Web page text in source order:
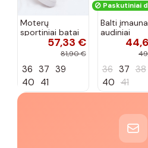
Moterų
sportiniai batai
su ažūro
elementais Big
baltos spalvos
57,33 €
81,90 €
36 37 39
40 41
Paskutiniai
Balti
audiniai
sportbačiai
36 37 38
40 41